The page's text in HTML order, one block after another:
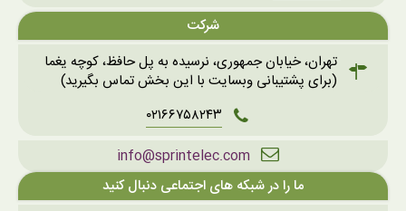
شرکت
تهران، خیابان جمهوری، نرسیده به پل حافظ، کوچه یغما
(برای پشتیبانی وبسایت با این بخش تماس بگیرید)
۰۲۱۶۶۷۵۸۲۴۳
info@sprintelec.com
ما را در شبکه های اجتماعی دنبال کنید